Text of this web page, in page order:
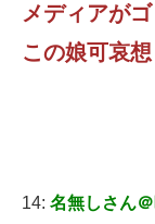
メディアが
この娘可哀想
14: 名無しさん